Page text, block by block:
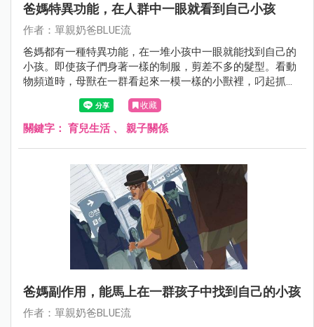
爸媽特異功能，在人群中一眼就看到自己小孩
作者：單親奶爸BLUE流
爸媽都有一種特異功能，在一堆小孩中一眼就能找到自己的
小孩。即使孩子們身著一樣的制服，剪差不多的髮型。看動
物頻道時，母獸在一群看起來一模一樣的小獸裡，叼起抓起
自己的骨肉，大概也是一樣的道理吧。
收藏
關鍵字： 育兒生活、 親子關係
爸媽副作用，能馬上在一群孩子中找到自己的小孩
作者：單親奶爸BLUE流